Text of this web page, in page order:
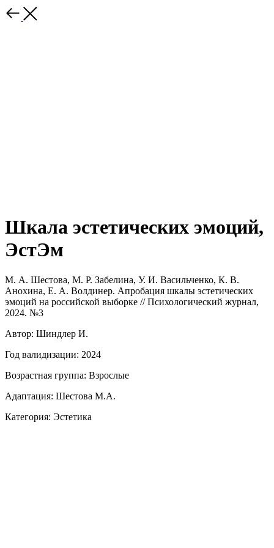
Шкала эстетических эмоций,
ЭстЭм
М. А. Шестова, М. Р. Забелина, У. И. Васильченко, К. В.
Анохина, Е. А. Волдинер. Апробация шкалы эстетических
эмоций на российской выборке // Психологический журнал,
2024. №3
Автор: Шиндлер И.
Год валидизации: 2024
Возрастная группа: Взрослые
Адаптация: Шестова М.А.
Категория: Эстетика